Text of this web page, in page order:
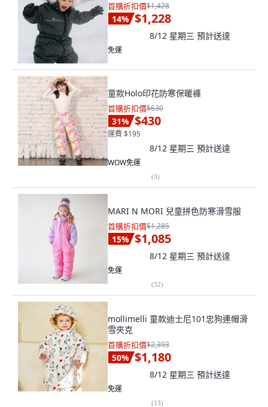
首購折扣價$1,428
14% $1,228
8/12 星期三 預計送達
免運
童款Holo印花防寒保暖褲
首購折扣價$630
31% $430
運費 $195
8/12 星期三 預計送達
WOW免運
(3)
MARI N MORI 兒童拼色防寒滑雪服
首購折扣價$1,285
15% $1,085
8/12 星期三 預計送達
免運
(32)
mollimelli 童款迪士尼101忠狗連帽滑
雪夾克
首購折扣價$2,393
50% $1,180
8/12 星期三 預計送達
免運
(13)